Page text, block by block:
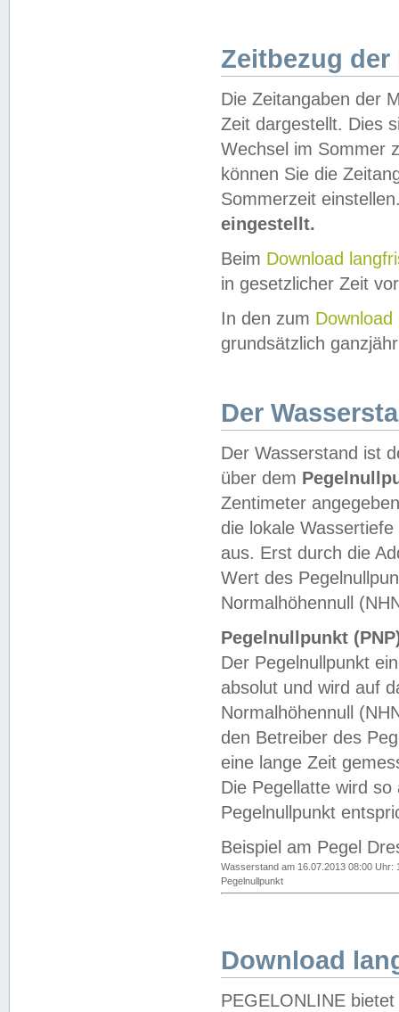
Zeitbezug der
Die Zeitangaben der
Zeit dargestellt. Dies
Wechsel im Sommer
können Sie die
Sommerzeit
eingestellt.
Beim Download
in gesetzlicher Zeit
In den zum Download
grundsätzlich
Der
Der Wasserstand ist
über dem
Zentimeter
die lokale
aus. Erst durch die
Wert des
Normalhöhennull
Pegelnullpunkt
Der Pegelnullpunkt
absolut und wird auf
Normalhöhennull
den Betreiber des
eine lange Zeit
Die Pegellatte wird
Pegelnullpunkt
Beispiel am Pegel
Wasserstand am 16.07.2013 08:00 Uhr:
Pegelnullpunkt
Download
PEGELONLINE